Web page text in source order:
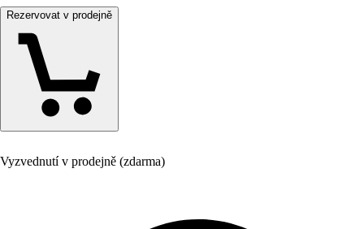
Rezervovat v prodejně
Vyzvednutí v prodejně (zdarma)